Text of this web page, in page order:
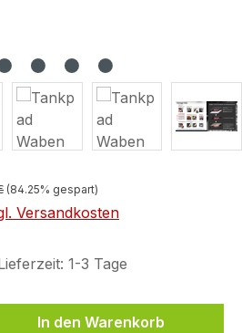
(84.25% gespart)
Versandkosten
1-3 Tage
Gib den
In den Warenkorb